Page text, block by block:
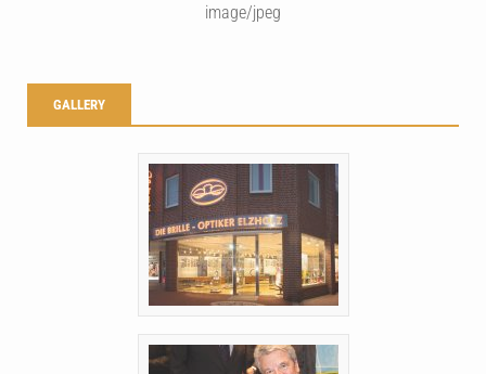
image/jpeg
GALLERY